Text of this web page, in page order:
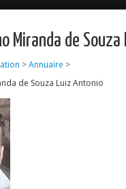
Formations
Miranda de
>Annuaire >
de Souza Luiz Antonio